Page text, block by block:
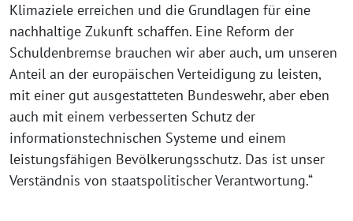
Klimaziele erreichen und die Grundlagen für eine
nachhaltige Zukunft schaffen. Eine Reform der
Schuldenbremse brauchen wir aber auch, um unseren
Anteil an der europäischen Verteidigung zu leisten,
mit einer gut ausgestatteten Bundeswehr, aber eben
auch mit einem verbesserten Schutz der
informationstechnischen Systeme und einem
leistungsfähigen Bevölkerungsschutz. Das ist unser
Verständnis von staatspolitischer Verantwortung.“